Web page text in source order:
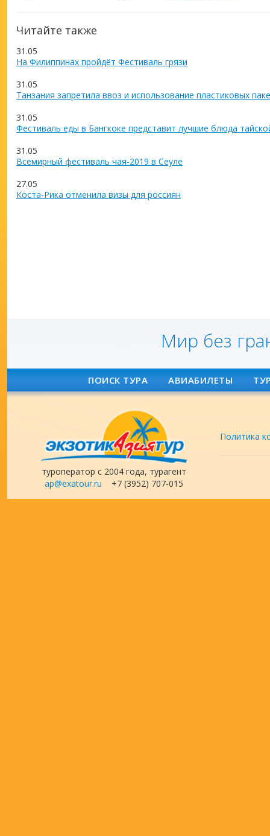
Читайте также
31.05
На Филиппинах пройдёт Фестиваль грязи
31.05
Танзания запретила ввоз и использование пластиковых
31.05
Фестиваль еды в Бангкоке представит лучшие блюда
31.05
Всемирный фестиваль чая-2019 в Сеуле
27.05
Коста-Рика отменила визы для россиян
Мир без
ПОИСК ТУРА АВИАБИЛЕТЫ
туроператор с 2004 года, турагент
ap@exatour.ru +7 (3952) 707-015
Политика